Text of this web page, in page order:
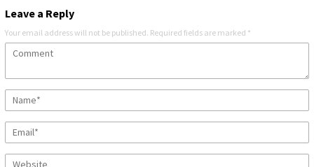
Leave a Reply
Your email address will not be published. Required fields are marked *